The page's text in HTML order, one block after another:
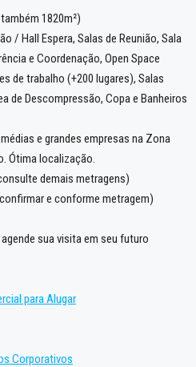
1820m²)
/ Hall Espera, Salas de Reunião, Sala
e Coordenação, Open Space
de trabalho (+200 lugares), Salas
de Descompressão, Copa e Banheiros
e grandes empresas na Zona
Ótima localização.
demais metragens)
e conforme metragem)
sua visita em seu futuro
para Alugar
Corporativos